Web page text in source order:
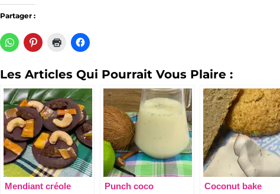
Partager :
Les Articles Qui Pourrait Vous Plaire :
Mendiant créole Punch coco Coconut bake